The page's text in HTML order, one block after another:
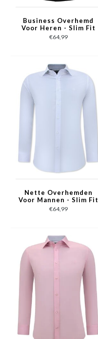
Business Overhemd
Voor Heren - Slim Fit
Blouse Stretch -
Zwart
€64,99
Nette Overhemden
Voor Mannen - Slim Fit
Blouse Stretch - Wit
€64,99